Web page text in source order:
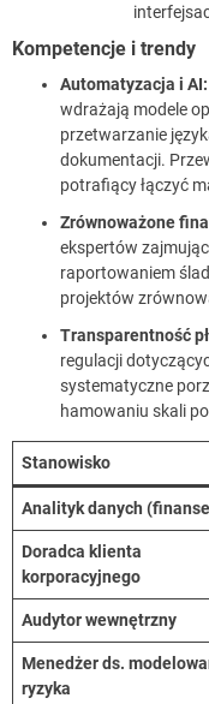
Kompetencje i trendy
Automatyzacja i AI:
wdrażają modele
przetwarzanie
dokumentacji.
potrafiący łączyć
Zrównoważone
ekspertów
raportowaniem
projektów
Transparentność
regulacji
systematyczne
hamowaniu skali
Stanowisko
Analityk danych
Doradca klienta
korporacyjnego
Audytor wewnętrzny
Menedżer ds.
ryzyka